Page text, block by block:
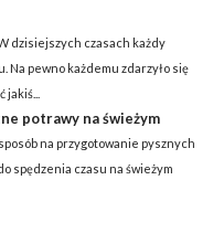
dzisiejszych czasach każdy
pewno każdemu zdarzyło się
potrawy na świeżym
na przygotowanie pysznych
spędzenia czasu na świeżym